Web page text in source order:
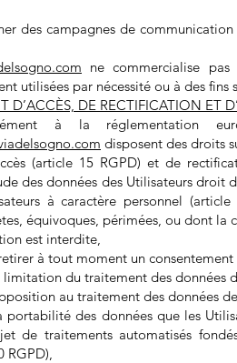
des campagnes de
ne commercialise
utilisées par nécessité ou à des fins
D’ACCÈS, DE RECTIFICATION ET
à la réglementation
disposent des droits
(article 15 RGPD) et de
des données des Utilisateurs droit
à caractère personnel
équivoques, périmées, ou dont la
est interdite,
à tout moment un consentement
du traitement des données
au traitement des données
des données que les
de traitements automatisés
RGPD),